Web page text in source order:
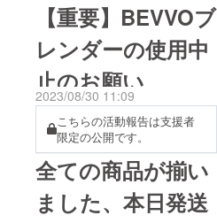
【重要】BEVVOブ
レンダーの使用中
止のお願い
2023/08/30 11:09
こちらの活動報告は支援者
限定の公開です。
全ての商品が揃い
ました、本日発送